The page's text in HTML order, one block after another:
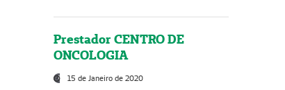
Prestador CENTRO DE
ONCOLOGIA
15 de Janeiro de 2020